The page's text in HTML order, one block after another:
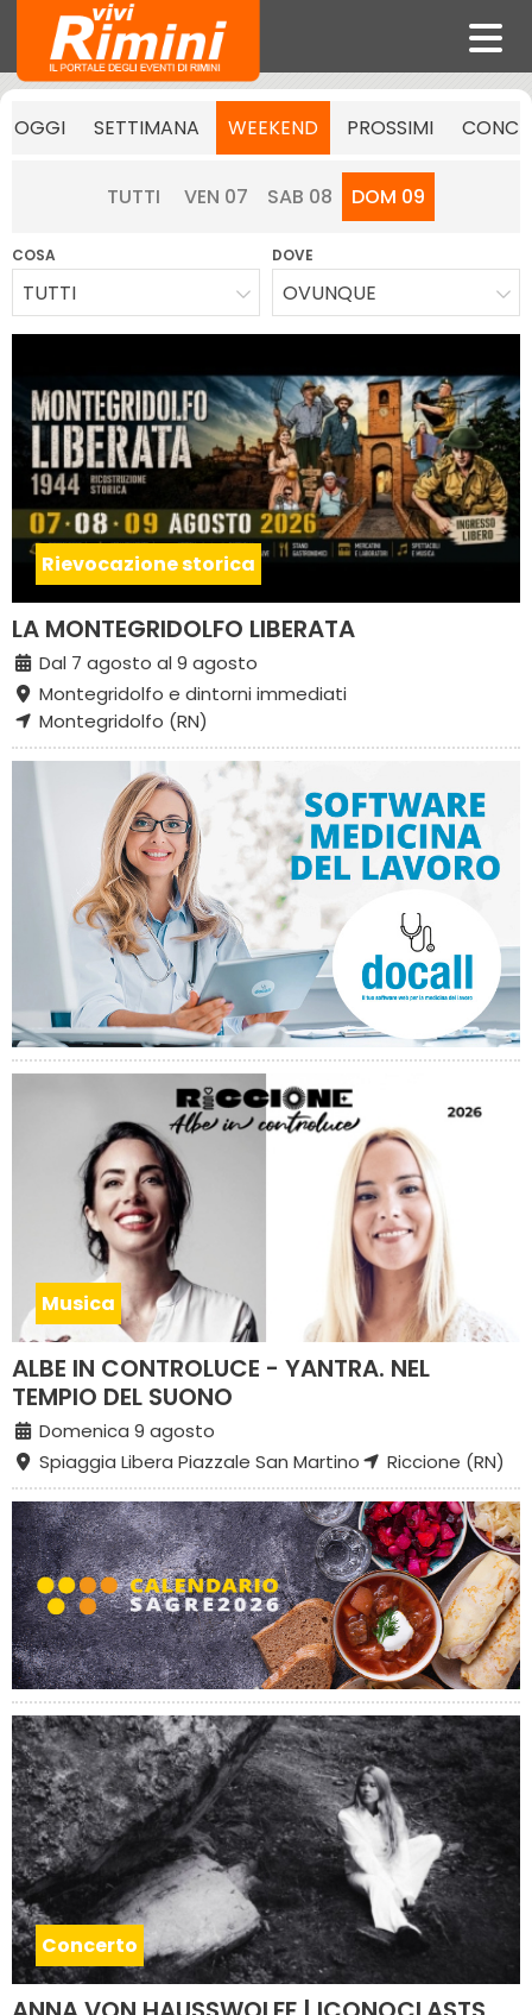
OGGI SETTIMANA WEEKEND PROSSIMI
TUTTI VEN 07 SAB 08 DOM 09
COSA
TUTTI
DOVE
OVUNQUE
Rievocazione storica
LA MONTEGRIDOLFO LIBERATA
Dal 7 agosto al 9 agosto
Montegridolfo e dintorni immediati
Montegridolfo (RN)
Musica
ALBE IN CONTROLUCE - YANTRA. NEL
TEMPIO DEL SUONO
Domenica 9 agosto
Spiaggia Libera Piazzale San Martino
Riccione (RN)
Concerto